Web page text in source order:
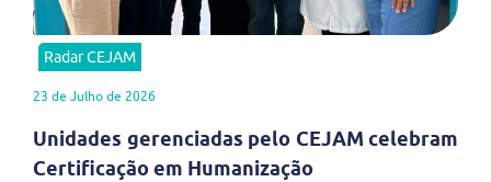
Radar CEJAM
23 de Julho de 2026
Unidades gerenciadas pelo CEJAM celebram
Certificação em Humanização